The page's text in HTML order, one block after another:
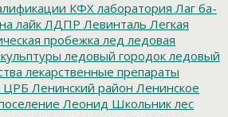
КФХ лаборатория Лаг ба-
лайк ЛДПР Левинталь Легкая
пробежка лед ледовая
ледовый городок ледовый
лекарственные препараты
ЦРБ Ленинский район Ленинское
Леонид Школьник лес